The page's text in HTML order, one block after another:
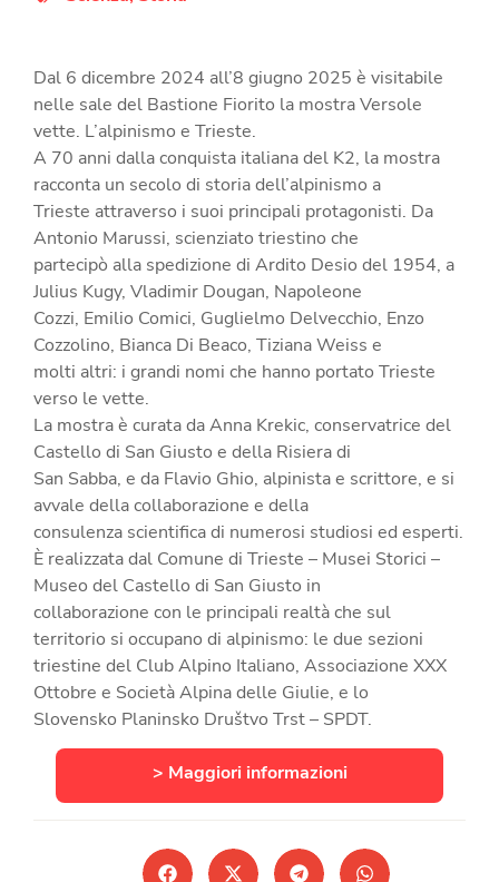
Dal 6 dicembre 2024 all’8 giugno 2025 è visitabile
nelle sale del Bastione Fiorito la mostra Versole
vette. L’alpinismo e Trieste.
A 70 anni dalla conquista italiana del K2, la mostra
racconta un secolo di storia dell’alpinismo a
Trieste attraverso i suoi principali protagonisti. Da
Antonio Marussi, scienziato triestino che
partecipò alla spedizione di Ardito Desio del 1954, a
Julius Kugy, Vladimir Dougan, Napoleone
Cozzi, Emilio Comici, Guglielmo Delvecchio, Enzo
Cozzolino, Bianca Di Beaco, Tiziana Weiss e
molti altri: i grandi nomi che hanno portato Trieste
verso le vette.
La mostra è curata da Anna Krekic, conservatrice del
Castello di San Giusto e della Risiera di
San Sabba, e da Flavio Ghio, alpinista e scrittore, e si
avvale della collaborazione e della
consulenza scientifica di numerosi studiosi ed esperti.
È realizzata dal Comune di Trieste – Musei Storici –
Museo del Castello di San Giusto in
collaborazione con le principali realtà che sul
territorio si occupano di alpinismo: le due sezioni
triestine del Club Alpino Italiano, Associazione XXX
Ottobre e Società Alpina delle Giulie, e lo
Slovensko Planinsko Društvo Trst – SPDT.
> Maggiori informazioni